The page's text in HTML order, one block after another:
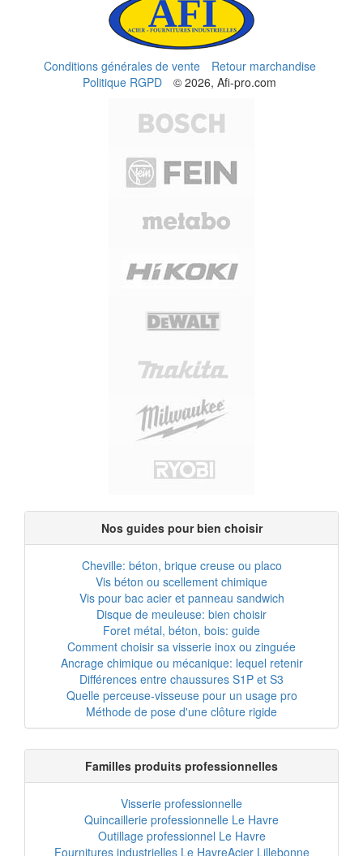
Conditions générales de vente
Retour marchandise
Politique RGPD
© 2026, Afi-pro.com
Nos guides pour bien choisir
Cheville: béton, brique creuse ou placo
Vis béton ou scellement chimique
Vis pour bac acier et panneau sandwich
Disque de meuleuse: bien choisir
Foret métal, béton, bois: guide
Comment choisir sa visserie inox ou zinguée
Ancrage chimique ou mécanique: lequel retenir
Différences entre chaussures S1P et S3
Quelle perceuse-visseuse pour un usage pro
Méthode de pose d'une clôture rigide
Familles produits professionnelles
Visserie professionnelle
Quincaillerie professionnelle Le Havre
Outillage professionnel Le Havre
Fournitures industrielles Le HavreAcier Lillebonne